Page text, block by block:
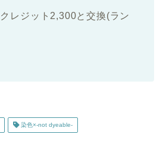
レジット2,300と交換(ラン
染色×-not dyeable-